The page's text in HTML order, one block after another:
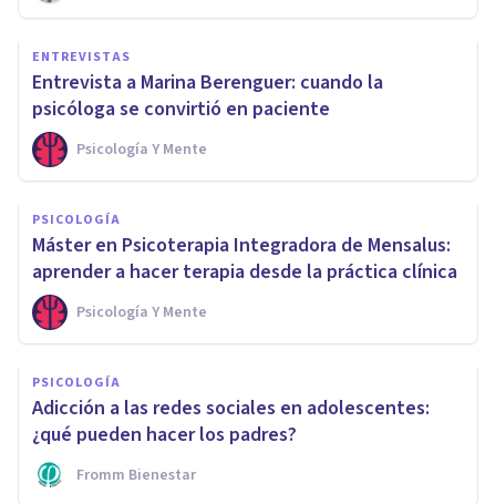
ENTREVISTAS
Entrevista a Marina Berenguer: cuando la
psicóloga se convirtió en paciente
Psicología Y Mente
PSICOLOGÍA
Máster en Psicoterapia Integradora de Mensalus:
aprender a hacer terapia desde la práctica clínica
Psicología Y Mente
PSICOLOGÍA
Adicción a las redes sociales en adolescentes:
¿qué pueden hacer los padres?
Fromm Bienestar